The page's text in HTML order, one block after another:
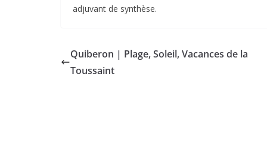
adjuvant de synthèse.
Quiberon | Plage, Soleil, Vacances de la
Toussaint